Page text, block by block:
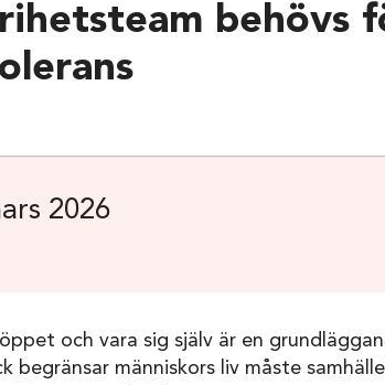
behövs
2026
och vara sig själv är en
begränsar människors liv måste